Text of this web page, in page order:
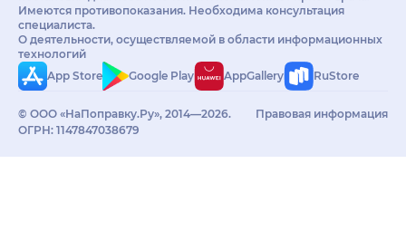
Имеются противопоказания. Необходима консультация
специалиста.
О деятельности, осуществляемой в области информационных
технологий
App Store
Google Play AppGallery RuStore
© ООО «НаПоправку.Ру», 2014—2026.
ОГРН: 1147847038679
Правовая информация